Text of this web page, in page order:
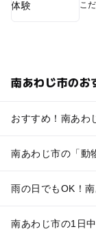
こ
南あわじ市のお
おすすめ！南あわ
南あわじ市の「動
雨の日でもOK！
南あわじ市の1日